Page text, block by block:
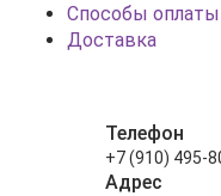
Способы оплаты
Доставка
Телефон
+7 (910) 495-
Адрес